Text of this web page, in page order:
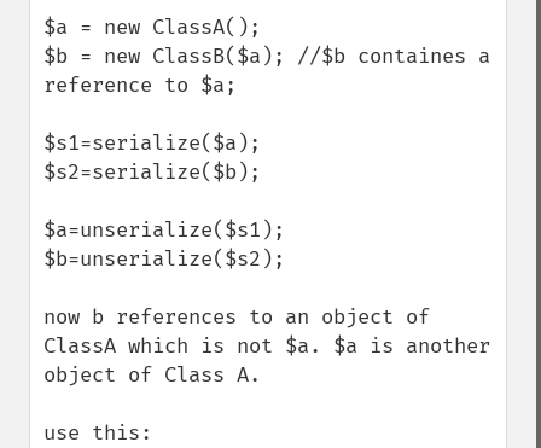
$a = new ClassA();
$b = new ClassB($a); //$b containes a
reference to $a;
$s1=serialize($a);
$s2=serialize($b);
$a=unserialize($s1);
$b=unserialize($s2);
now b references to an object of
ClassA which is not $a. $a is another
object of Class A.
use this: